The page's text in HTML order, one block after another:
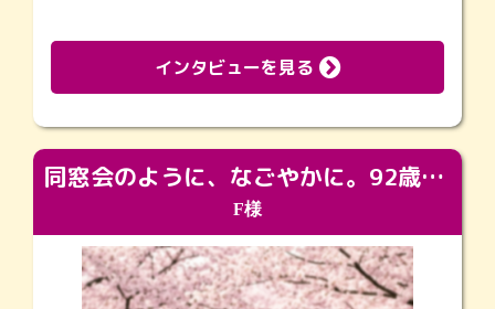
インタビューを見る
同窓会のように、なごやかに。92歳の旅立ちを彩った、再会と感謝の場
F様